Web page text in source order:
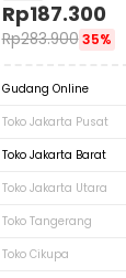
Rp187.300
Rp283.900 35%
Gudang Online
Toko Jakarta Pusat
Toko Jakarta Barat
Toko Jakarta Utara
Toko Tangerang
Toko Cikupa